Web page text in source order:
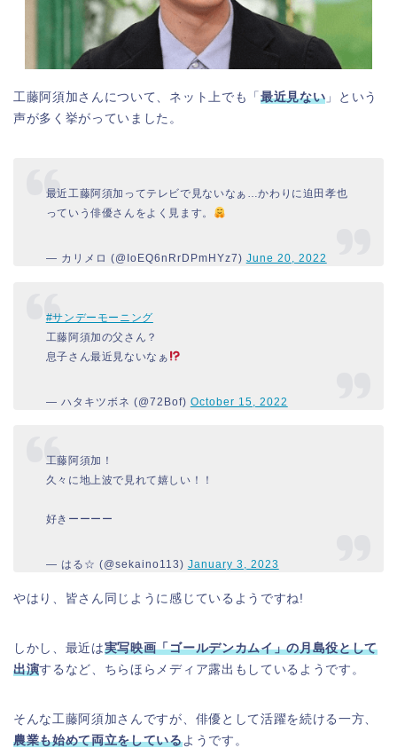
工藤阿須加さんについて、ネット上でも「 最近見ない 」という
声が多く挙がっていました。
最近工藤阿須加ってテレビで見ないなぁ…かわりに迫田孝也
っていう俳優さんをよく見ます。
— カリメロ (@IoEQ6nRrDPmHYz7) June 20, 2022
#サンデーモーニング
工藤阿須加の父さん？
息子さん最近見ないなぁ
— ハタキツボネ (@72Bof) October 15, 2022
工藤阿須加！
久々に地上波で見れて嬉しい！！
好きーーーー
— はる☆ (@sekaino113) January 3, 2023
やはり、皆さん同じように感じているようですね!
しかし、最近は実写映画「ゴールデンカムイ」の月島役として
出演するなど、ちらほらメディア露出もしているようです。
そんな工藤阿須加さんですが、俳優として活躍を続ける一方、
農業も始めて両立をしているようです。